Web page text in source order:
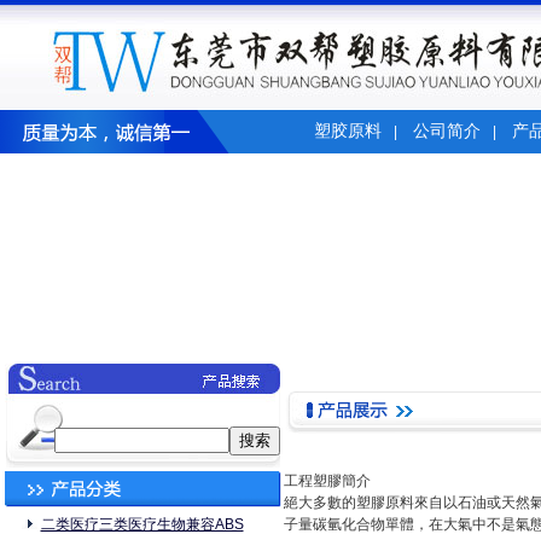
塑胶原料 公司简介 产
二类医疗三类医疗生物兼容ABS
工程塑膠簡介
絕大多數的塑膠原料來自以石油或天然
子量碳氫化合物單體，在大氣中不是氣